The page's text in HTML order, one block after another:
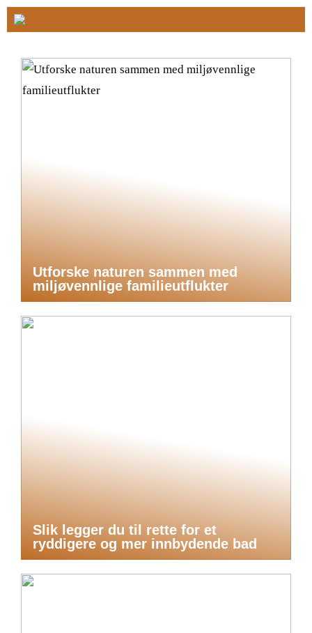
Utforske naturen sammen med
miljøvennlige familieutflukter
Slik legger du til rette for et
ryddigere og mer innbydende bad